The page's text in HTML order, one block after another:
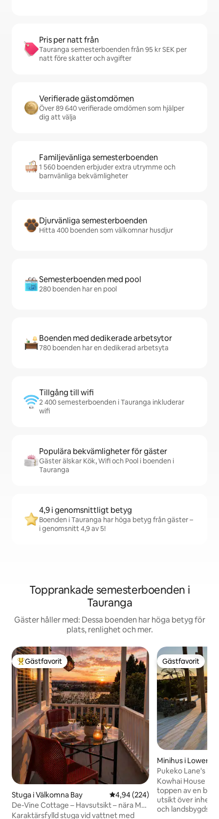
Pris per natt från
Tauranga semesterboenden från 95 kr SEK per
natt före skatter och avgifter
Verifierade gästomdömen
Över 89 640 verifierade omdömen som hjälper
dig att välja
Familjevänliga semesterboenden
1 560 boenden erbjuder extra utrymme och
barnvänliga bekvämligheter
Djurvänliga semesterboenden
Hitta 400 boenden som välkomnar husdjur
Semesterboenden med pool
280 boenden har en pool
Boenden med dedikerade arbetsytor
780 boenden har en dedikerad arbetsyta
Tillgång till wifi
2 400 semesterboenden i Tauranga inkluderar
wifi
Populära bekvämligheter för gäster
Gäster älskar Kök, Wifi och Pool i boenden i
Tauranga
4,9 i genomsnittligt betyg
Boenden i Tauranga har höga betyg från gäster –
i genomsnitt 4,9 av 5!
Topprankade semesterboenden i
Tauranga
Gäster håller med: Dessa boenden har höga betyg för
plats, renlighet och mer.
Populär gästfavorit
Gästfavorit
Stuga i Välkomna Bay 4,94 av 5 i genomsnittligt
4,94 (224)
De-Vine Cottage – Havsutsikt – nära Mt
Maunganui
Karaktärsfylld stuga vid vattnet med
Gästfavorit
Gästfavorit
Minihus i Lower
Pukeko Lane's
blend"
Kowhai House
toppen av en
utsikt över
och